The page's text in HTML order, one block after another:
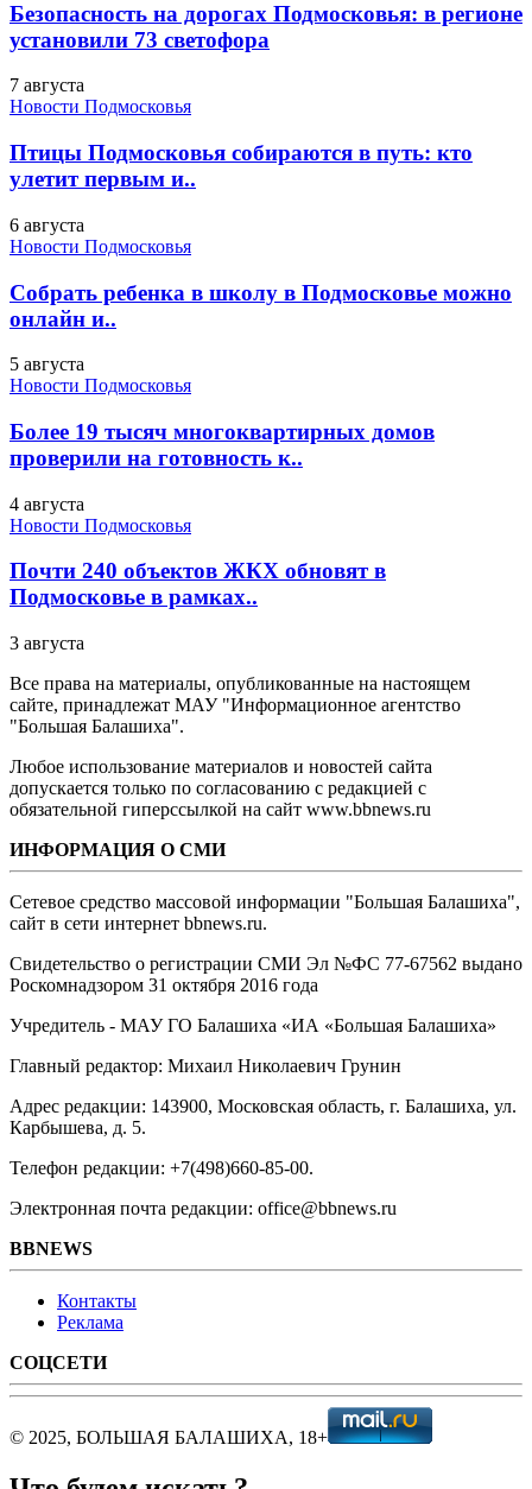
Безопасность на дорогах Подмосковья: в регионе
установили 73 светофора
7 августа
Новости Подмосковья
Птицы Подмосковья собираются в путь: кто
улетит первым и..
6 августа
Новости Подмосковья
Собрать ребенка в школу в Подмосковье можно
онлайн и..
5 августа
Новости Подмосковья
Более 19 тысяч многоквартирных домов
проверили на готовность к..
4 августа
Новости Подмосковья
Почти 240 объектов ЖКХ обновят в
Подмосковье в рамках..
3 августа
Все права на материалы, опубликованные на настоящем
сайте, принадлежат МАУ "Информационное агентство
"Большая Балашиха".
Любое использование материалов и новостей сайта
допускается только по согласованию с редакцией с
обязательной гиперссылкой на сайт www.bbnews.ru
ИНФОРМАЦИЯ О СМИ
Сетевое средство массовой информации "Большая Балашиха",
сайт в сети интернет bbnews.ru.
Свидетельство о регистрации СМИ Эл №ФС ‎77-67562 выдано
Роскомнадзором 31 октября 2016 года
Учредитель - МАУ ГО Балашиха «ИА «Большая Балашиха»
Главный редактор: Михаил Николаевич Грунин
Адрес редакции: 143900, Московская область, г. Балашиха, ул.
Карбышева, д. 5.
Телефон редакции: +7(498)660-85-00.
Электронная почта редакции: office@bbnews.ru
BBNEWS
Контакты
Реклама
СОЦСЕТИ
© 2025, БОЛЬШАЯ БАЛАШИХА, 18+